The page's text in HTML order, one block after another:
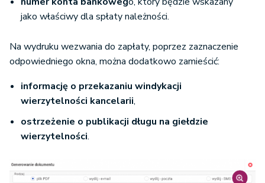
jako właściwy dla spłaty należności.
Na wydruku wezwania do zapłaty, poprzez zaznaczenie
odpowiedniego okna, można dodatkowo zamieścić:
informację o przekazaniu windykacji
wierzytelności kancelarii,
ostrzeżenie o publikacji długu na giełdzie
wierzytelności.